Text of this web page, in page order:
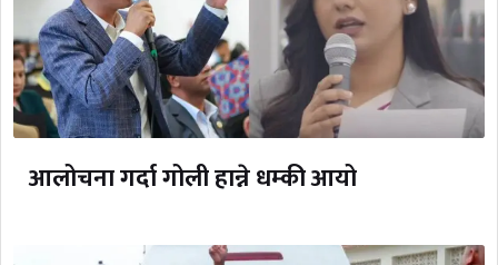
आलोचना गर्दा गोली हान्ने धम्की आयो